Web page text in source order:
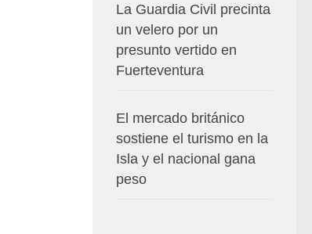
La Guardia Civil precinta
un velero por un
presunto vertido en
Fuerteventura
El mercado británico
sostiene el turismo en la
Isla y el nacional gana
peso